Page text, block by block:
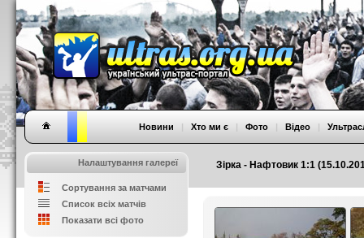
Зірка - Нафтовик 1:1
Новини | Хто ми є | Фото | Відео |
Налаштування галереї
Сортування за матчами
Список всіх матчів
Показати всі фото